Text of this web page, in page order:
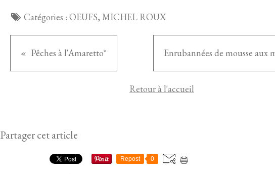
Catégories :OEUFS,MICHEL ROUX
Pêches à l'Amaretto* Enrubannées de mousse aux
Retour à l'accueil
Partager cet article
Repost 0